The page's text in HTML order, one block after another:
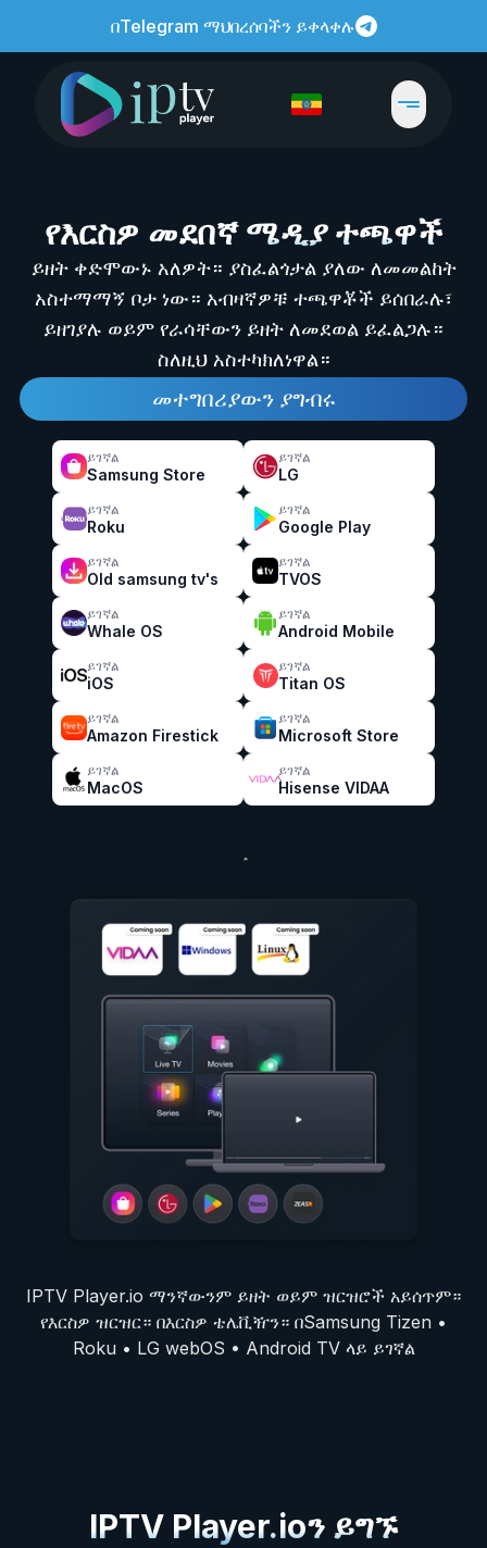
በTelegram ማህበረሰባችን ይቀላቀሉ
የእርስዎ መደበኛ ሜዲያ ተጫዋች
ይዘት ቀድሞውኑ አለዎት። ያስፈልጎታል ያለው ለመመልከት
አስተማማኝ ቦታ ነው። አብዛኛዎቹ ተጫዋቾች ይሰበራሉ፣
ይዘገያሉ ወይም የራሳቸውን ይዘት ለመደወል ይፈልጋሉ።
ስለዚህ አስተካክለነዋል።
መተግበሪያውን ያግብሩ
ይገኛል
Samsung Store
ይገኛል
LG
ይገኛል
Roku
ይገኛል
Google Play
ይገኛል
Old samsung tv's
ይገኛል
TVOS
ይገኛል
Whale OS
ይገኛል
Android Mobile
ይገኛል
iOS
ይገኛል
Titan OS
ይገኛል
Amazon Firestick
ይገኛል
Microsoft Store
ይገኛል
MacOS
ይገኛል
Hisense VIDAA
IPTV Player.io ማንኛውንም ይዘት ወይም ዝርዝሮች አይሰጥም።
የእርስዎ ዝርዝር። በእርስዎ ቴሌቪዥን። በSamsung Tizen •
Roku • LG webOS • Android TV ላይ ይገኛል
IPTV Player.ioን ይግኙ